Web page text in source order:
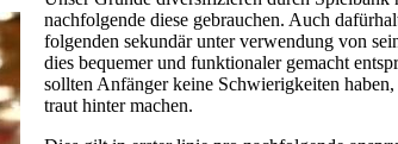
nachfolgende diese gebrauchen. Auch
folgenden sekundär unter verwendung von
dies bequemer und funktionaler gemacht
sollten Anfänger keine Schwierigkeiten
traut hinter machen.